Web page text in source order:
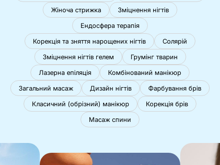
Жіноча стрижка
Зміцнення нігтів
Ендосфера терапія
Корекція та зняття нарощених нігтів
Солярій
Зміцнення нігтів гелем
Грумінг тварин
Лазерна епіляція
Комбінований манікюр
Загальний масаж
Дизайн нігтів
Фарбування брів
Класичний (обрізний) манікюр
Корекція брів
Масаж спини